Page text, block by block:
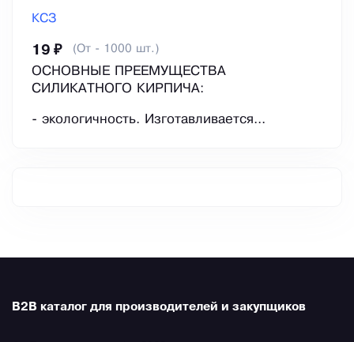
КСЗ
19 ₽ (От - 1000 шт.)
ОСНОВНЫЕ ПРЕЕМУЩЕСТВА
СИЛИКАТНОГО КИРПИЧА:
- экологичность. Изготавливается...
B2B каталог для производителей и закупщиков